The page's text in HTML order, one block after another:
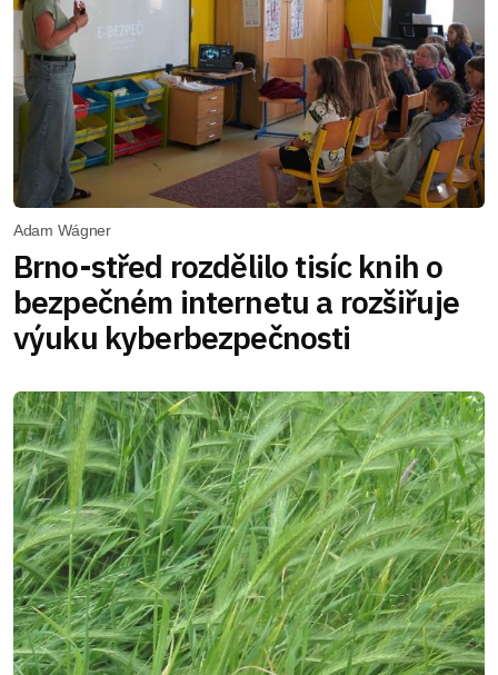
Adam Wágner
Brno-střed rozdělilo tisíc knih o
bezpečném internetu a rozšiřuje
výuku kyberbezpečnosti